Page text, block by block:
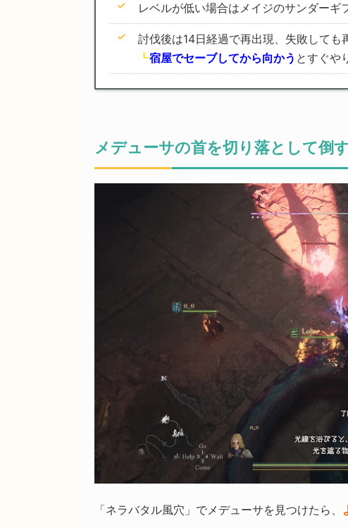
レベルが低い場合はメイジのサンダーギ
討伐後は14日経過で再出現、失敗しても
┗宿屋でセーブしてから向かう とすぐや
メデューサの首を切り落として倒
「ネラバタル風穴」でメデューサを見つけたら、